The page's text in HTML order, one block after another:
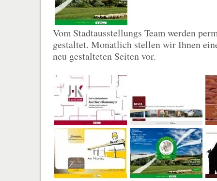
Vom Stadtausstellungs Team werden
gestaltet. Monatlich stellen wir Ihnen
neu gestalteten Seiten vor.